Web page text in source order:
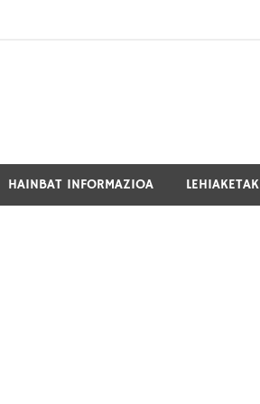
HAINBAT INFORMAZIOA LEHIAKETAK